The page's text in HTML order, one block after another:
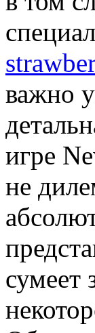
важно
игре
не
сумеет